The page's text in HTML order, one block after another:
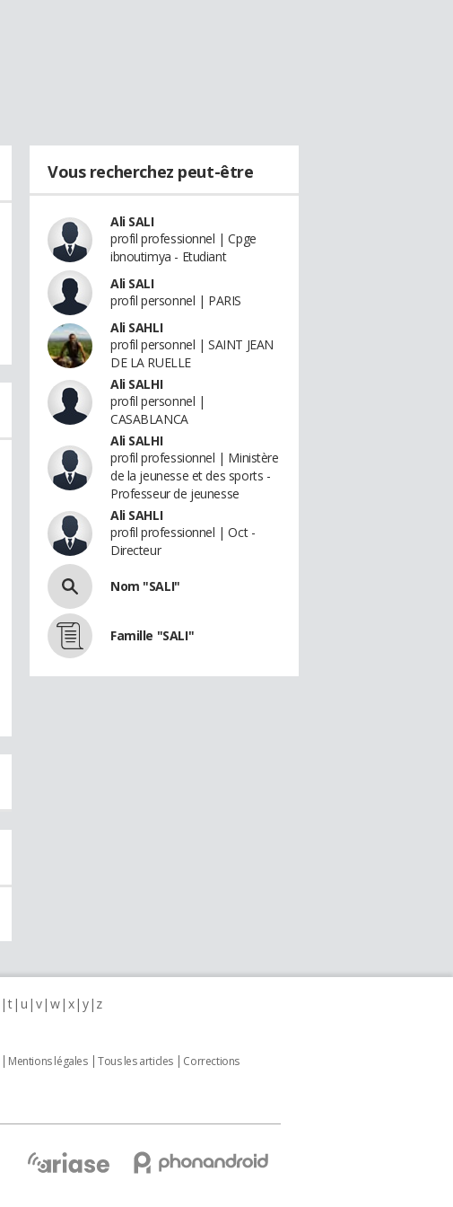
Vous recherchez peut-être
Ali SALI
profil professionnel | Cpge
ibnoutimya - Etudiant
Ali SALI
profil personnel | PARIS
Ali SAHLI
profil personnel | SAINT JEAN
DE LA RUELLE
Ali SALHI
profil personnel |
CASABLANCA
Ali SALHI
profil professionnel | Ministère
de la jeunesse et des sports -
Professeur de jeunesse
Ali SAHLI
profil professionnel | Oct -
Directeur
Nom "SALI"
Famille "SALI"
t u v w x y z
Mentions légales Tous les articles
Corrections